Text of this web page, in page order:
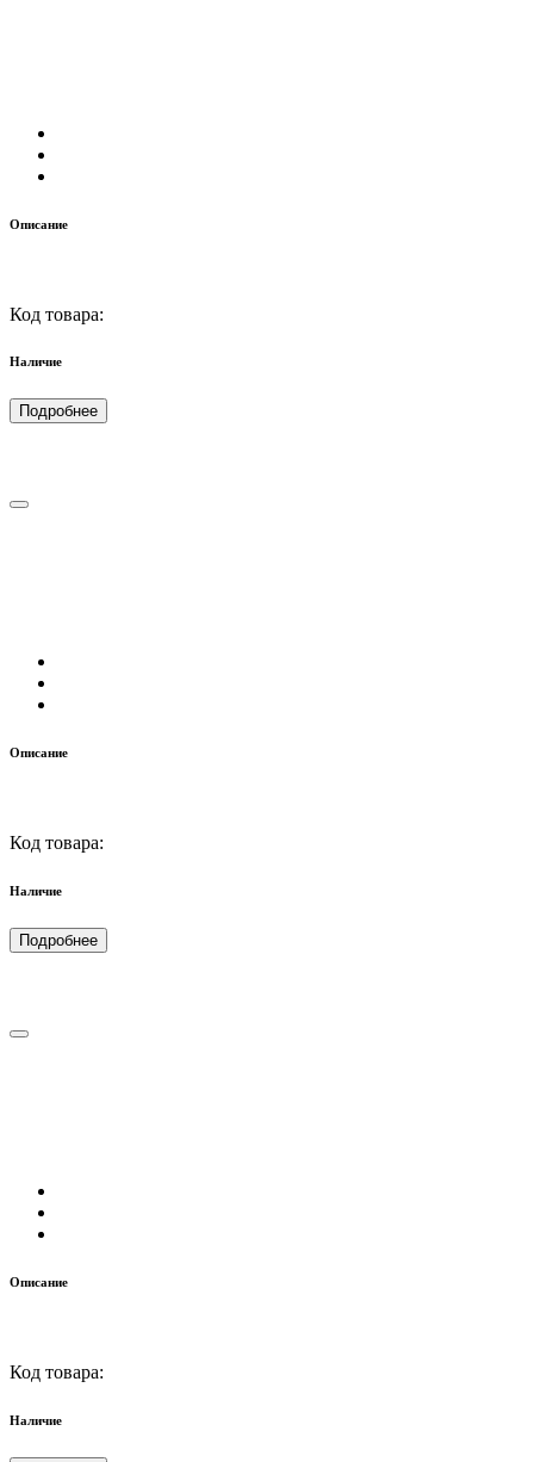
Описание
Код товара:
Наличие
Подробнее
Описание
Код товара:
Наличие
Подробнее
Описание
Код товара:
Наличие